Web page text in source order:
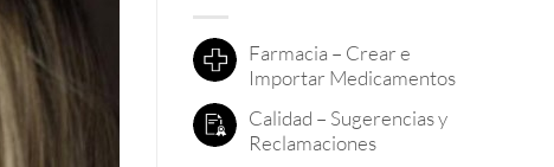
Farmacia – Crear e
Importar Medicamentos
Calidad – Sugerencias y
Reclamaciones